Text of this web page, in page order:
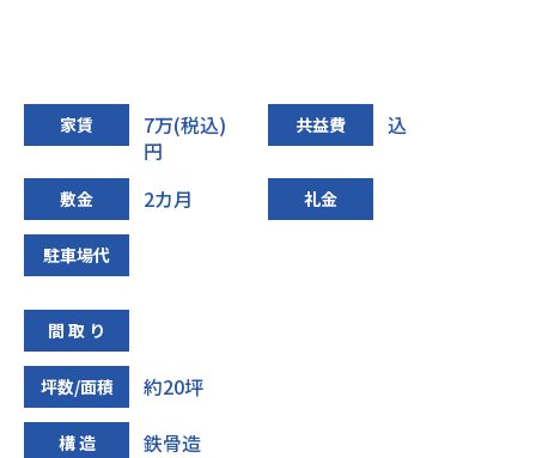
家賃
7万(税込)
円
共益費 込
敷金 2カ月 礼金
駐車場代
間 取 り
坪数/面積 約20坪
構 造 鉄骨造